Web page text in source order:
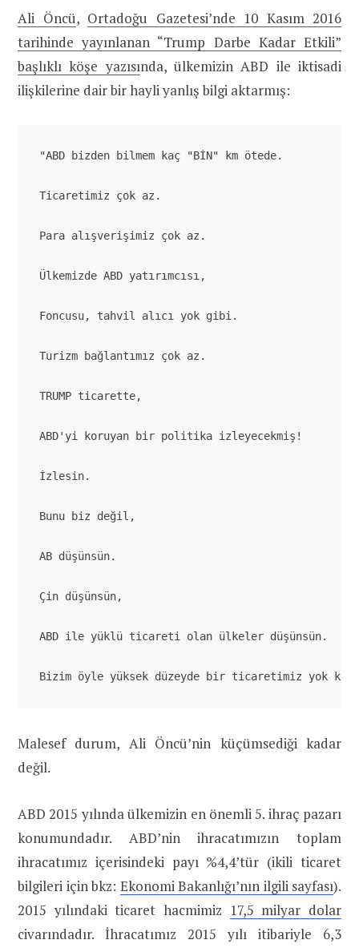
Ali Öncü, Ortadoğu Gazetesi’nde 10 Kasım 2016
tarihinde yayınlanan “Trump Darbe Kadar Etkili”
başlıklı köşe yazısında, ülkemizin ABD ile iktisadi
ilişkilerine dair bir hayli yanlış bilgi aktarmış:
"ABD bizden bilmem kaç "BİN" km ötede.
Ticaretimiz çok az.
Para alışverişimiz çok az.
Ülkemizde ABD yatırımcısı,
Foncusu, tahvil alıcı yok gibi.
Turizm bağlantımız çok az.
TRUMP ticarette,
ABD'yi koruyan bir politika izleyecekmiş!
İzlesin.
Bunu biz değil,
AB düşünsün.
Çin düşünsün,
ABD ile yüklü ticareti olan ülkeler düşünsün.
Bizim öyle yüksek düzeyde bir ticaretimiz yok ki!"
Malesef durum, Ali Öncü’nin küçümsediği kadar
değil.
ABD 2015 yılında ülkemizin en önemli 5. ihraç pazarı
konumundadır. ABD’nin ihracatımızın toplam
ihracatımız içerisindeki payı %4,4’tür (ikili ticaret
bilgileri için bkz: Ekonomi Bakanlığı’nın ilgili sayfası).
2015 yılındaki ticaret hacmimiz 17,5 milyar dolar
civarındadır. İhracatımız 2015 yılı itibariyle 6,3